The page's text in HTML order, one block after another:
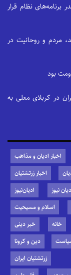
نظام قرار
مردم و روحانیت در
بود
در کربلای معلی به
اخبار ادیان و مذاهب
اخبار زرتشتیان
نیوز
ادیان‌نیوز
اسلام و مسیحیت
خانه
خبر دینی
دین و کرونا
زرتشتیان ایران